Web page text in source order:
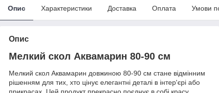
Опис Характеристики Доставка Оплата Умови
Опис
Мелкий скол Аквамарин 80-90 см
Мелкий скол Аквамарин довжиною 80-90 см стане відмінним
рішенням для тих, хто цінує елегантні деталі в інтер'єрі або